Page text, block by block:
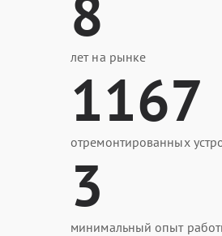
лет на рынке
1167
отремонтированных
3
минимальный опыт